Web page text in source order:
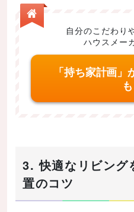
自分のこだわり
ハウスメー
「持ち家計画
3. 快適なリビング
置のコツ